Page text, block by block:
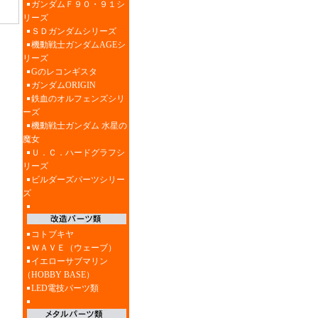
ガンダムＦ９０・９１シ
リーズ
ＳＤガンダムシリーズ
機動戦士ガンダムAGEシ
リーズ
Gのレコンギスタ
ガンダムORIGIN
鉄血のオルフェンズシリ
ーズ
機動戦士ガンダム 水星の
魔女
Ｕ．Ｃ．ハードグラフシ
リーズ
ビルダーズパーツシリー
ズ
コトブキヤ
ＷＡＶＥ（ウェーブ）
イエローサブマリン
（HOBBY BASE）
LED電技パーツ類